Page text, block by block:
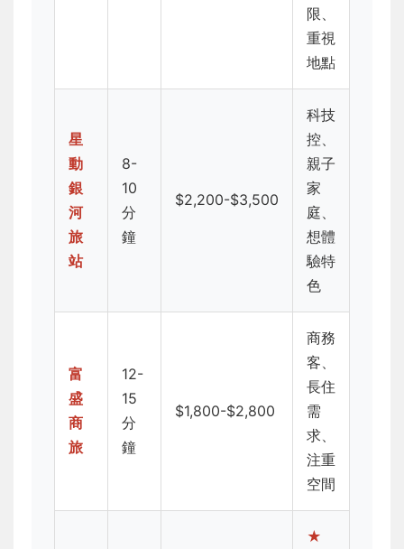
限、
重視
地點
星
動
銀
河
旅
站
8-
10
分
鐘
$2,200-$3,500
科技
控、
親子
家
庭、
想體
驗特
色
富
盛
商
旅
12-
15
分
鐘
$1,800-$2,800
商務
客、
長住
需
求、
注重
空間
★